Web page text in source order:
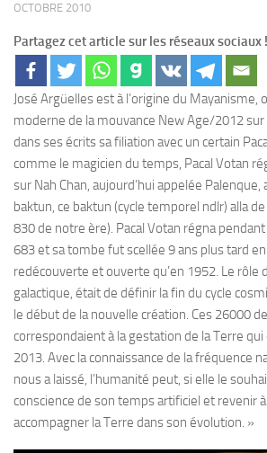
OCTOBRE 2010
Partagez cet article sur les réseaux sociaux !
José Argüelles est à l’origine du
moderne de la mouvance New Age/2012
dans ses écrits sa filiation avec un certain
comme le magicien du temps, Pacal Votan
sur Nah Chan, aujourd’hui appelée Palenque,
baktun, ce baktun (cycle temporel ndlr) alla de
830 de notre ère). Pacal Votan régna
683 et sa tombe fut scellée 9 ans plus tard
redécouverte et ouverte qu’en 1952. Le rôle
galactique, était de définir la fin du cycle
le début de la nouvelle création. Ces 26000
correspondaient à la gestation de la Terre qui
2013. Avec la connaissance de la fréquence
nous a laissé, l’humanité peut, si elle le
conscience de son temps artificiel et revenir
accompagner la Terre dans son évolution. »